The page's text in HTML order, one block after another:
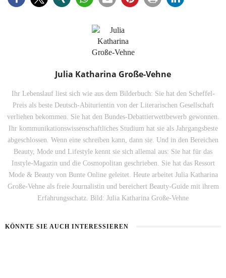
Julia Katharina Große-Vehne
Ihr Lebenslauf liest sich wie aus dem Bilderbuch: Sie hat den Scheffel-
Preis als beste Deutsch-Abiturientin von der Literarischen Gesellschaft
verliehen bekommen. Sie hat den Bundes-Debattierwettbewerb gewonnen.
Ihr kommunikationswissenschaftliches Studium hat sie als Jahrgangsbeste
abgeschlossen. Wenn eine schreiben kann, dann sie. Und in den Bereichen
Beauty, Mode und Lifestyle kennt sie sich allemal aus: Sie hat für das
Instyle-Magazin und die Cosmopolitan geschrieben. Sie hat das Ressort
Mode & Beauty von Bunte Online geleitet. Heute arbeitet Julia Katharina
Große-Vehne als freie Journalistin und bereichert Beauty-Guide mit ihrem
Erfahrungsschatz. Bild: Julia Katharina Große-Vehne
KÖNNTE SIE AUCH INTERESSIEREN